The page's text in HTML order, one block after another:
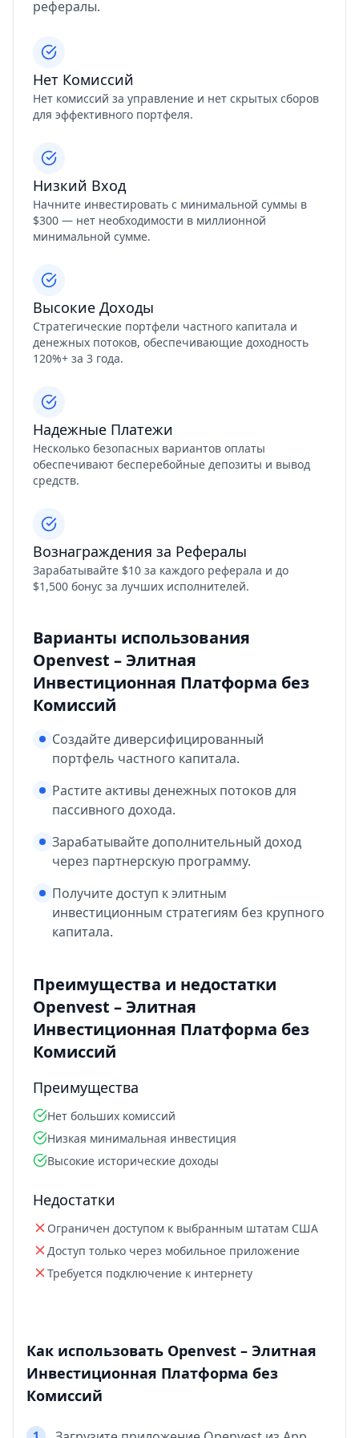
рефералы.
Нет Комиссий
Нет комиссий за управление и нет скрытых сборов
для эффективного портфеля.
Низкий Вход
Начните инвестировать с минимальной суммы в
$300 — нет необходимости в миллионной
минимальной сумме.
Высокие Доходы
Стратегические портфели частного капитала и
денежных потоков, обеспечивающие доходность
120%+ за 3 года.
Надежные Платежи
Несколько безопасных вариантов оплаты
обеспечивают бесперебойные депозиты и вывод
средств.
Вознаграждения за Рефералы
Зарабатывайте $10 за каждого реферала и до
$1,500 бонус за лучших исполнителей.
Варианты использования
Openvest – Элитная
Инвестиционная Платформа без
Комиссий
Создайте диверсифицированный
портфель частного капитала.
Растите активы денежных потоков для
пассивного дохода.
Зарабатывайте дополнительный доход
через партнерскую программу.
Получите доступ к элитным
инвестиционным стратегиям без крупного
капитала.
Преимущества и недостатки
Openvest – Элитная
Инвестиционная Платформа без
Комиссий
Преимущества
Нет больших комиссий
Низкая минимальная инвестиция
Высокие исторические доходы
Недостатки
Ограничен доступом к выбранным штатам США
Доступ только через мобильное приложение
Требуется подключение к интернету
Как использовать Openvest – Элитная
Инвестиционная Платформа без
Комиссий